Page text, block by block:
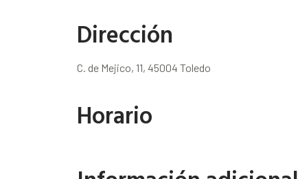
Dirección
C. de Mejico, 11, 45004 Toledo
Horario